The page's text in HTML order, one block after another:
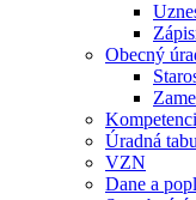
Obecný
Úradná
VZN
Dane a